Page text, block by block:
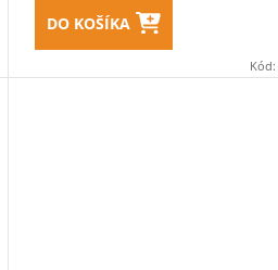
DO KOŠÍKA
Kód: